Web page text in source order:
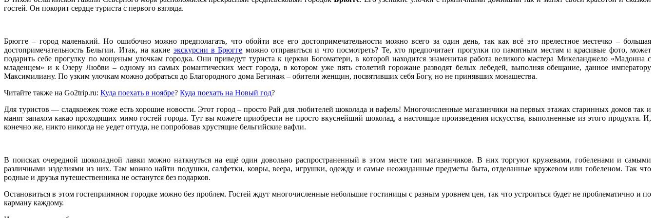
гостей. Он покорит сердце туриста с первого взгляда.
Брюгге – город маленький. Но ошибочно можно предполагать, что обойти все его достопримечательности можно всего за один день, так как всё это прелестное местечко – большая
достопримечательность Бельгии. Итак, на какие экскурсии в Брюгге можно отправиться и что посмотреть? Те, кто предпочитает прогулки по памятным местам и красивые фото, может
подарить себе прогулку по мощеным улочкам городка. Они приведут туриста к церкви Богоматери, в которой находится знаменитая работа великого мастера Микеланджело «Мадонна с
младенцем» и к Озеру Любви – одному из самых романтических мест города, в котором уже пять столетий горожане разводят белых лебедей, выполняя обещание, данное императору
Максимилиану. По узким улочкам можно добраться до Благородного дома Бегинаж – обители женщин, посвятивших себя Богу, но не принявших монашества.
Читайте также на Go2trip.ru: Куда поехать в ноябре? Куда поехать на Новый год?
Для туристов — сладкоежек тоже есть хорошие новости. Этот город – просто Рай для любителей шоколада и вафель! Многочисленные магазинчики на первых этажах старинных домов так и
манят запахом какао проходящих мимо гостей города. Тут вы можете приобрести не просто вкуснейший шоколад, а настоящие произведения искусства, выполненные из этого продукта. И,
конечно же, никто никогда не уедет оттуда, не попробовав хрустящие бельгийские вафли.
В поисках очередной шоколадной лавки можно наткнуться на ещё один довольно распространенный в этом месте тип магазинчиков. В них торгуют кружевами, гобеленами и самыми
различными изделиями из них. Там можно найти подушки, салфетки, ковры, веера, игрушки, одежду и самые неожиданные предметы быта, отделанные кружевом или гобеленом. Так что
родные и друзья путешественника не останутся без подарков.
Остановиться в этом гостеприимном городке можно без проблем. Гостей ждут многочисленные небольшие гостиницы с разным уровнем цен, так что устроиться будет не проблематично и по
карману каждому.